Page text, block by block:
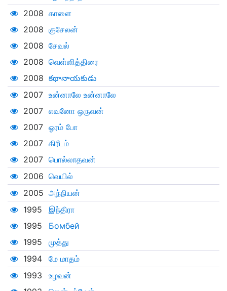
2008 காளை
2008 குசேலன்
2008 சேவல்
2008 வெள்ளித்திரை
2008 కథానాయకుడు
2007 உன்னாலே உன்னாலே
2007 எவனோ ஒருவன்
2007 ஓரம் போ
2007 கிரீடம்
2007 பொல்லாதவன்
2006 வெயில்
2005 அந்நியன்
1995
இந்திரா
1995
Бомбей
1995
முத்து
1994
மே மாதம்
1993
உழவன்